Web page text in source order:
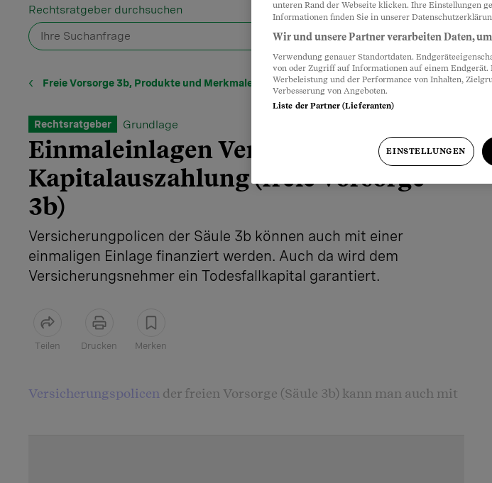
Rechtsratgeber durchsuchen
Freie Vorsorge 3b, Produkte und Merkmale
Rechtsratgeber Grundlage
Einmaleinlagen Versicherung mit
Kapitalauszahlung (freie Vorsorge
3b)
Versicherungpolicen der Säule 3b können auch mit einer
einmaligen Einlage finanziert werden. Auch da wird dem
Versicherungsnehmer ein Todesfallkapital garantiert.
Teilen Drucken Merken
Versicherungspolicen der freien Vorsorge (Säule 3b) kann man auch mit
unteren Rand der Webseite klicken. Ihre Einstellungen
Informationen finden Sie in unserer
Wir und unsere Partner verarbeiten Daten,
Verwendung genauer Standortdaten.
von oder Zugriff auf Informationen auf einem Endgerät.
Werbeleistung und der Performance von Inhalten,
Verbesserung von Angeboten.
Liste der Partner (Lieferanten)
EINSTELLUNGEN